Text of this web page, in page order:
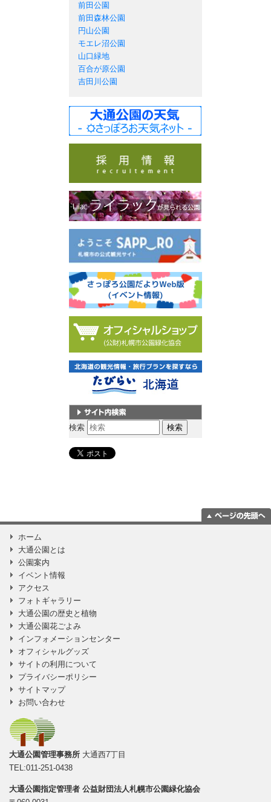
前田公園
前田森林公園
円山公園
モエレ沼公園
山口緑地
百合が原公園
吉田川公園
サイト内検索
検索
ホーム
大通公園とは
公園案内
イベント情報
アクセス
フォトギャラリー
大通公園の歴史と植物
大通公園花ごよみ
インフォメーションセンター
オフィシャルグッズ
サイトの利用について
プライバシーポリシー
サイトマップ
お問い合わせ
大通公園管理事務所 大通西7丁目
TEL:011-251-0438
大通公園指定管理者 公益財団法人札幌市公園緑化協会